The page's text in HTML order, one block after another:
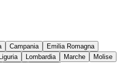
Campania
Emilia Romagna
Liguria Lombardia Marche
Molise